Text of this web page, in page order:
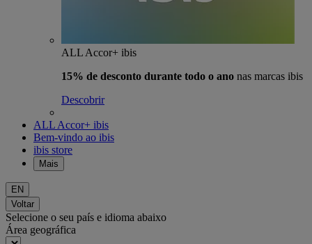
ALL Accor+ ibis
15% de desconto durante todo o ano nas marcas ibis
Descobrir
ALL Accor+ ibis
Bem-vindo ao ibis
ibis store
Mais
EN
Voltar
Selecione o seu país e idioma abaixo
Área geográfica